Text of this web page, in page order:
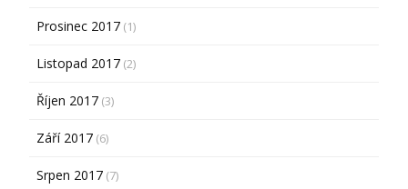
Prosinec 2017 (1)
Listopad 2017 (2)
Říjen 2017 (3)
Září 2017 (6)
Srpen 2017 (7)